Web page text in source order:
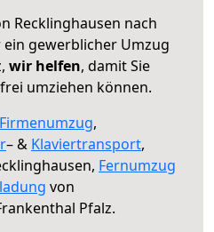
Recklinghausen nach
gewerblicher Umzug
wir helfen, damit Sie
umziehen können.
Firmenumzug,
– & Klaviertransport,
Fernumzug
von
Pfalz.